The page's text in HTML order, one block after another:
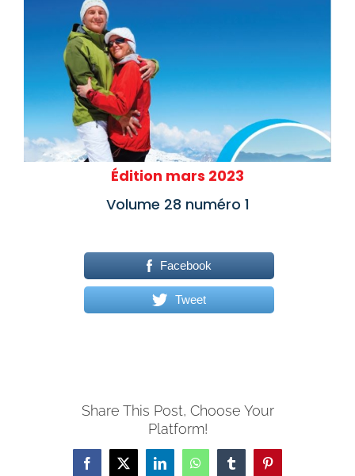
Édition mars 2023
Volume 28 numéro 1
Facebook
Tweet
Share This Post, Choose Your
Platform!
Facebook
X LinkedInWhatsAppTumblrPinterest